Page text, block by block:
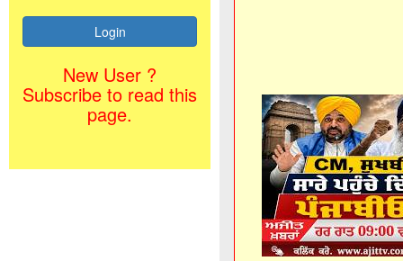
New User ?
Subscribe to read this
page.